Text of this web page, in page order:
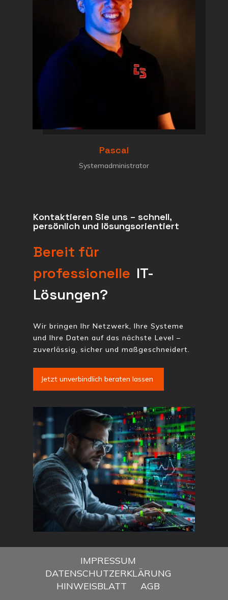
Pascal
Systemadministrator
Kontaktieren Sie uns – schnell,
persönlich und lösungsorientiert
Bereit für
professionelle IT-
Lösungen?
Wir bringen Ihr Netzwerk, Ihre Systeme
und Ihre Daten auf das nächste Level –
zuverlässig, sicher und maßgeschneidert.
Jetzt unverbindlich beraten lassen
IMPRESSUM
DATENSCHUTZERKLÄRUNG
HINWEISBLATT
AGB